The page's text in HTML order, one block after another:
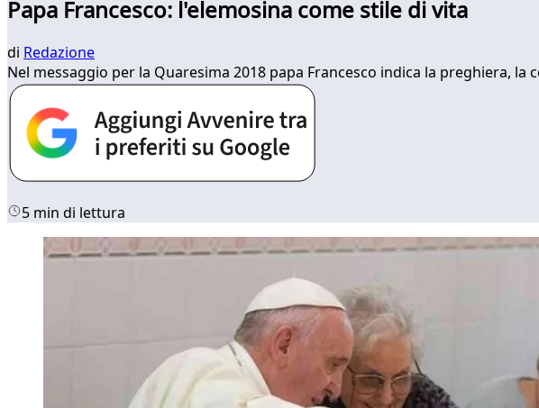
Papa Francesco: l'elemosina come stile di vita
di Redazione
Nel messaggio per la Quaresima 2018 papa Francesco indica la preghiera,
5 min di lettura